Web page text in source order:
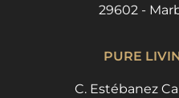
29602 -
PURE
C. Estébanez